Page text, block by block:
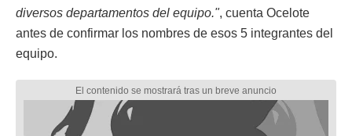
diversos departamentos del equipo.", cuenta Ocelote
antes de confirmar los nombres de esos 5 integrantes del
equipo.